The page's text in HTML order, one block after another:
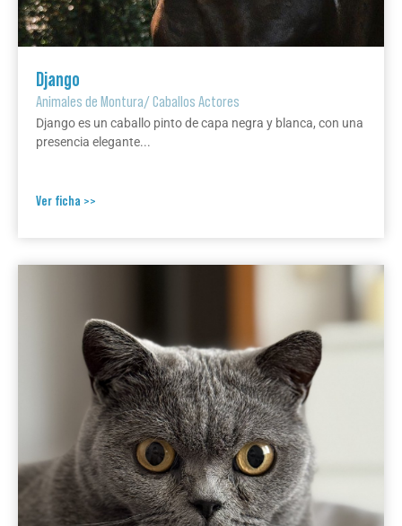
Django
Animales de Montura/Caballos Actores
Django es un caballo pinto de capa negra y blanca, con una
presencia elegante...
Ver ficha >>